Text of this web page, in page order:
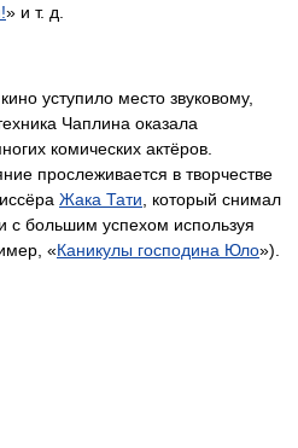
» и т. д.
уступило место звуковому,
Чаплина оказала
комических актёров.
прослеживается в творчестве
Жака Тати , который снимал
большим успехом используя
«Каникулы господина Юло»).